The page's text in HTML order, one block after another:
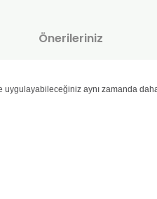
Önerileriniz
uygulayabileceğiniz aynı zamanda